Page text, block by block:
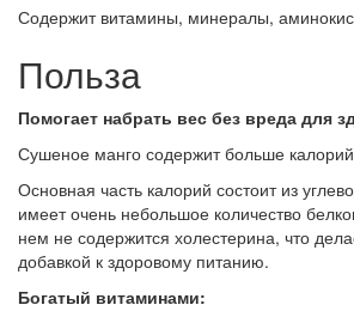
Содержит витамины, минералы,
Польза
Помогает набрать вес без вреда для
Сушеное манго содержит больше
Основная часть калорий состоит из
имеет очень небольшое количество
нем не содержится холестерина, что
добавкой к здоровому питанию.
Богатый витаминами: